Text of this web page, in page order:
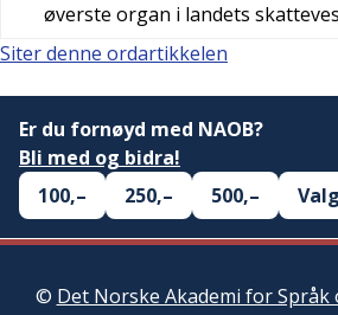
øverste organ i landets
Siter denne ordartikkelen
Er du fornøyd med NAOB?
Bli med og bidra!
100,–
250,– 500,–
© Det Norske Akademi for